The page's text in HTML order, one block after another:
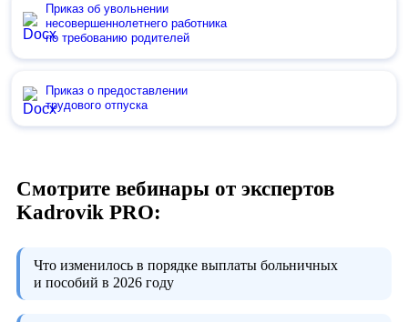
Приказ об увольнении
несовершеннолетнего работника
по требованию родителей
Приказ о предоставлении
трудового отпуска
Смотрите вебинары от экспертов
Kadrovik PRO:
Что изменилось в порядке выплаты больничных
и пособий в 2026 году